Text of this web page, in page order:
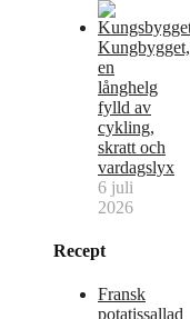
Kungbygget,
en
långhelg
fylld av
cykling,
skratt och
vardagslyx
6 juli
2026
Recept
Fransk
potatissallad